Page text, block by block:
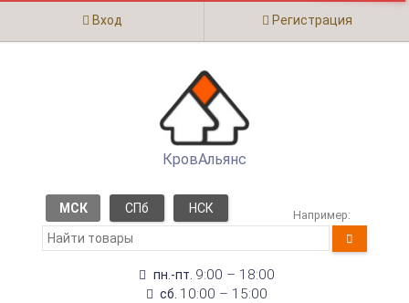
Вход Регистрация
КровАльянс
МСК СПб НСК Например:
пн.-пт. 9:00 – 18:00
сб. 10:00 – 15:00